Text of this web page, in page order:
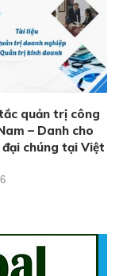
quản trị công
– Danh cho
chúng tại Việt